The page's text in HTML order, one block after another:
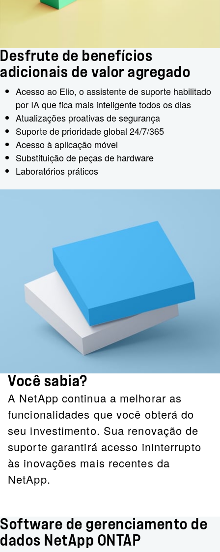
Desfrute de benefícios
adicionais de valor agregado
Acesso ao Elio, o assistente de suporte habilitado
por IA que fica mais inteligente todos os dias
Atualizações proativas de segurança
Suporte de prioridade global 24/7/365
Acesso à aplicação móvel
Substituição de peças de hardware
Laboratórios práticos
Você sabia?
A NetApp continua a melhorar as
funcionalidades que você obterá do
seu investimento. Sua renovação de
suporte garantirá acesso ininterrupto
às inovações mais recentes da
NetApp.
Software de gerenciamento de
dados NetApp ONTAP